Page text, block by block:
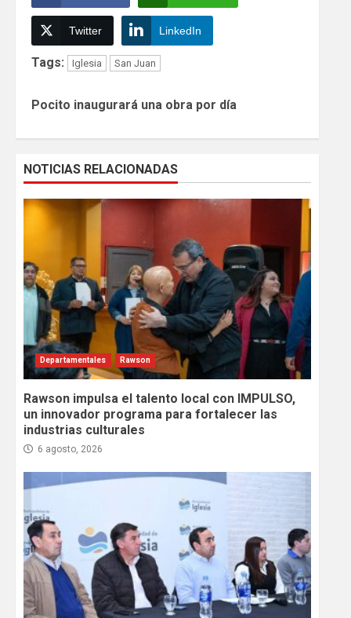
Twitter LinkedIn
Tags: Iglesia San Juan
Reading
Pocito inaugurará una obra por día
NOTICIAS RELACIONADAS
Departamentales Rawson
Rawson impulsa el talento local con IMPULSO,
un innovador programa para fortalecer las
industrias culturales
6 agosto, 2026